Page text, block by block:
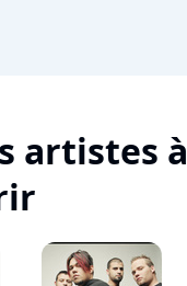
artistes à